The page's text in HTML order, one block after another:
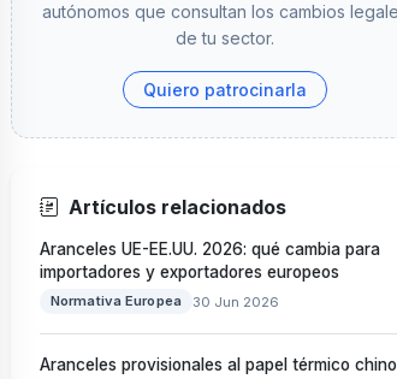
autónomos que consultan los cambios
de tu sector.
Quiero patrocinarla
Artículos relacionados
Aranceles UE-EE.UU. 2026: qué cambia para
importadores y exportadores europeos
Normativa Europea 30 Jun 2026
Aranceles provisionales al papel térmico